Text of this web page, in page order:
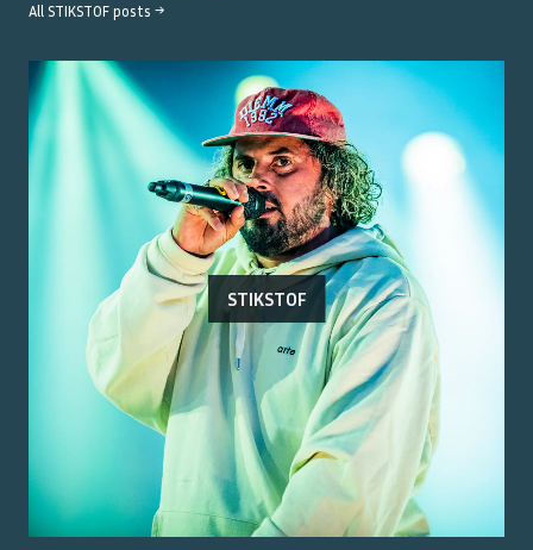
All STIKSTOF posts →
STIKSTOF